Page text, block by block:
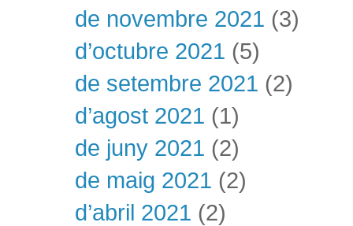
de novembre 2021 (3)
d’octubre 2021 (5)
de setembre 2021 (2)
d’agost 2021 (1)
de juny 2021 (2)
de maig 2021 (2)
d’abril 2021 (2)